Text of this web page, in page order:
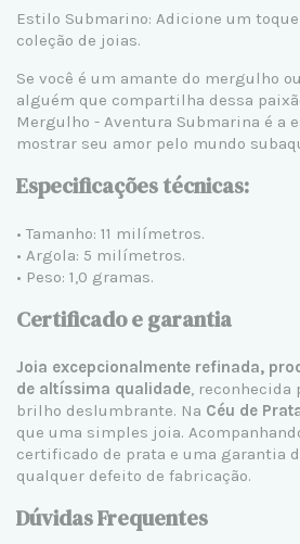
Estilo Submarino: Adicione um
coleção de joias.
Se você é um amante do mergulho
alguém que compartilha dessa
Mergulho - Aventura Submarina é a
mostrar seu amor pelo mundo
Especificações técnicas:
• Tamanho: 11 milímetros.
• Argola: 5 milímetros.
• Peso: 1,0 gramas.
Certificado e garantia
Joia excepcionalmente refinada,
de altíssima qualidade, reconhecida
brilho deslumbrante. Na Céu de
que uma simples joia.
certificado de prata e uma garantia
qualquer defeito de fabricação.
Dúvidas Frequentes